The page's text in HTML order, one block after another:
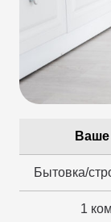
Бытовка/
1